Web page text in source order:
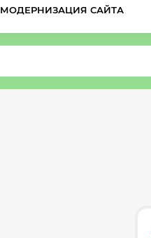
МОДЕРНИЗАЦИЯ САЙТА